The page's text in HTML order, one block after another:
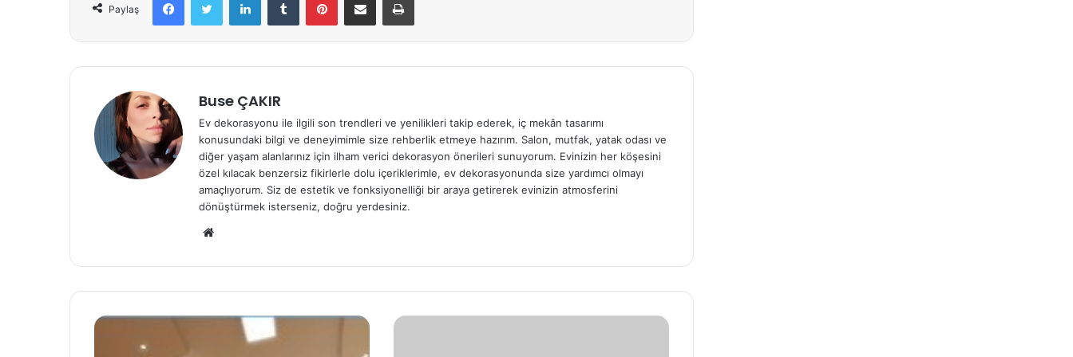
Paylaş
Buse ÇAKIR
Ev dekorasyonu ile ilgili son trendleri ve yenilikleri takip ederek, iç mekân tasarımı
konusundaki bilgi ve deneyimimle size rehberlik etmeye hazırım. Salon, mutfak, yatak odası ve
diğer yaşam alanlarınız için ilham verici dekorasyon önerileri sunuyorum. Evinizin her köşesini
özel kılacak benzersiz fikirlerle dolu içeriklerimle, ev dekorasyonunda size yardımcı olmayı
amaçlıyorum. Siz de estetik ve fonksiyonelliği bir araya getirerek evinizin atmosferini
dönüştürmek isterseniz, doğru yerdesiniz.
sit
esi